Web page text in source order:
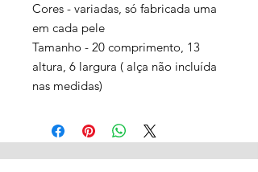
Cores - variadas, só fabricada uma
em cada pele
Tamanho - 20 comprimento, 13
altura, 6 largura ( alça não incluída
nas medidas)